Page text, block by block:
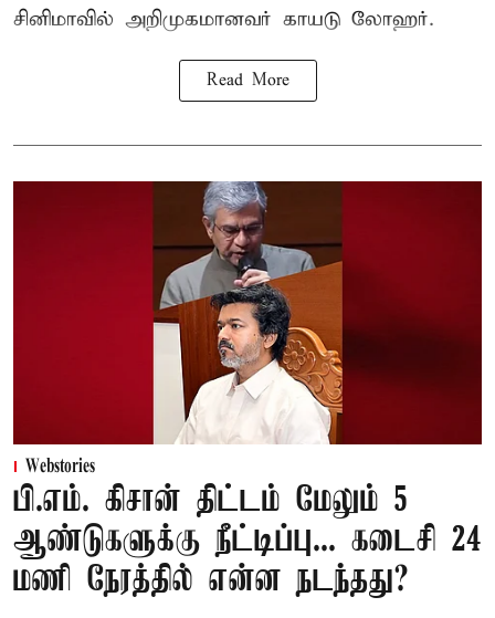
சினிமாவில் அறிமுகமானவர் காயடு லோஹர்.
Read More
Webstories
பி.எம். கிசான் திட்டம் மேலும் 5
ஆண்டுகளுக்கு நீட்டிப்பு... கடைசி 24
மணி நேரத்தில் என்ன நடந்தது?